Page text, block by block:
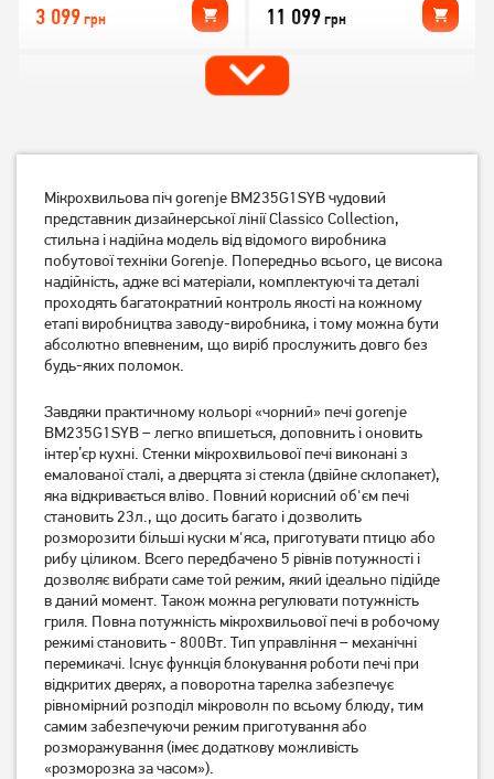
3 099грн 11 099грн
Мікрохвильова піч LG MS
2042 DB
4 499грн
4 199грн
Мікрохвильова піч LG MS
2042 DY
Мікрохвильова піч
Samsung MS23K3614AK
6 199грн
5 699грн
Мікрохвильова піч
Samsung MS23K3614AS
6 199грн
5 699грн
Мікрохвильова піч gorenje BM235G1SYB чудовий
представник дизайнерської лінії Сlassico Collection,
стильна і надійна модель від відомого виробника
побутової техніки Gorenje. Попередньо всього, це висока
надійність, адже всі матеріали, комплектуючі та деталі
проходять багатократний контроль якості на кожному
етапі виробництва заводу-виробника, і тому можна бути
абсолютно впевненим, що виріб прослужить довго без
будь-яких поломок.
Завдяки практичному кольорі «чорний» печі gorenje
BM235G1SYB – легко впишеться, доповнить і оновить
інтер’єр кухні. Стенки мікрохвильової печі виконані з
емалованої сталі, а дверцята зі стекла (двійне склопакет),
яка відкривається вліво. Повний корисний об'єм печі
становить 23л., що досить багато і дозволить
розморозити більші куски м'яса, приготувати птицю або
рибу ціликом. Всего передбачено 5 рівнів потужності і
дозволяє вибрати саме той режим, який ідеально підійде
в даний момент. Також можна регулювати потужність
гриля. Повна потужність мікрохвильової печі в робочому
режимі становить - 800Вт. Тип управління – механічні
перемикачі. Існує функція блокування роботи печі при
відкритих дверях, а поворотна тарелка забезпечує
рівномірний розподіл мікроволн по всьому блюду, тим
самим забезпечуючи режим приготування або
розморажування (імеє додаткову можливість
«розморозка за часом»).